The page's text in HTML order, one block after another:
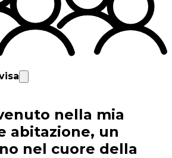
nella mia
abitazione, un
nel cuore della